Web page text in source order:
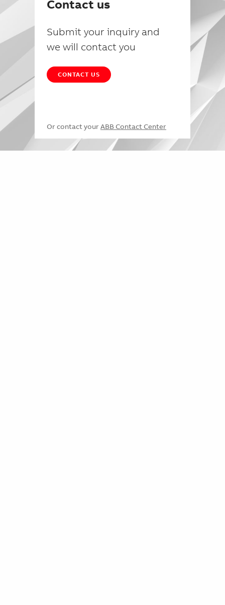
Contact us
Submit your inquiry and
we will contact you
CONTACT US
Or contact your ABB Contact Center